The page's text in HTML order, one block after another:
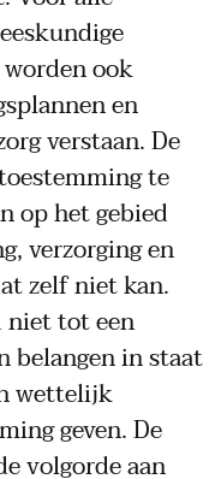
ook
en
verstaan. De
te
op het gebied
verzorging en
zelf niet kan.
niet tot een
belangen in staat
wettelijk
geven. De
volgorde aan